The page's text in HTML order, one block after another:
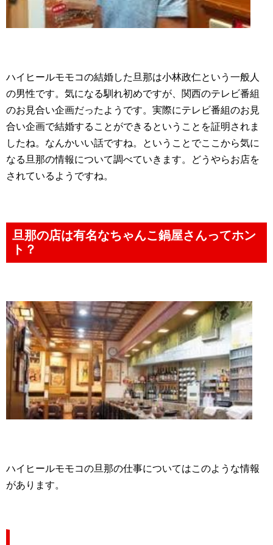
ハイヒールモモコの結婚した旦那は小林政仁という一般人
の男性です。気になる馴れ初めですが、関西のテレビ番組
のお見合い企画だったようです。実際にテレビ番組のお見
合い企画で結婚することができるということを証明されま
したね。なんかいい話ですね。ということでここから気に
なる旦那の情報について調べていきます。どうやらお店を
されているようですね。
旦那の店は有名なちゃんこ鍋屋さんってホン
ト？
ハイヒールモモコの旦那の仕事についてはこのような情報
があります。